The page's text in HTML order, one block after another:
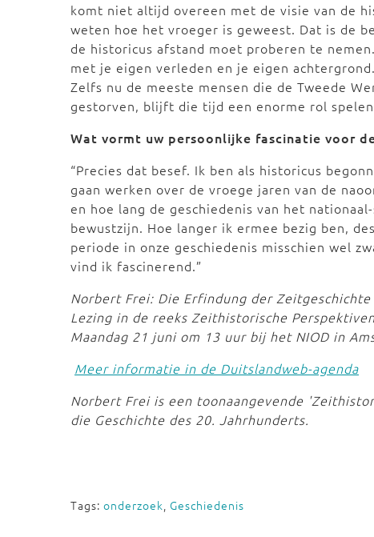
komt niet altijd overeen met de visie van de
weten hoe het vroeger is geweest. Dat is de
de historicus afstand moet proberen te
met je eigen verleden en je eigen
Zelfs nu de meeste mensen die de Tweede
gestorven, blijft die tijd een enorme rol spelen
Wat vormt uw persoonlijke fascinatie voor
“Precies dat besef. Ik ben als historicus
gaan werken over de vroege jaren van de
en hoe lang de geschiedenis van het
bewustzijn. Hoe langer ik ermee bezig ben,
periode in onze geschiedenis misschien wel
vind ik fascinerend.”
Norbert Frei: Die Erfindung der Zeitgeschichte
Lezing in de reeks Zeithistorische
Maandag 21 juni om 13 uur bij het NIOD in
Meer informatie in de Duitslandweb-agenda
Norbert Frei is een toonaangevende
die Geschichte des 20. Jahrhunderts.
Tags: onderzoek, Geschiedenis